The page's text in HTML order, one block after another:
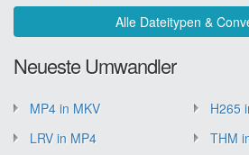
Alle Dateitypen &
Neueste Umwandler
MP4 in MKV
H265
LRV in MP4
THM